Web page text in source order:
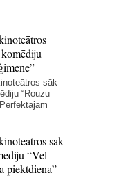
sāk
“Rouzu
sāk
“Vēl
piektdiena”